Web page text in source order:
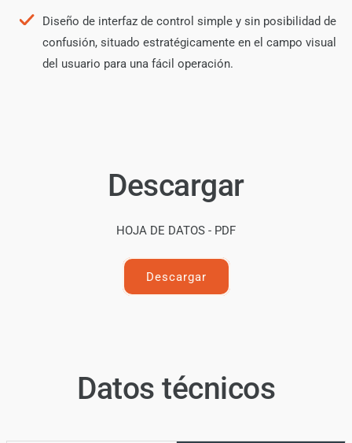
Diseño de interfaz de control simple y sin posibilidad de
confusión, situado estratégicamente en el campo visual
del usuario para una fácil operación.
Descargar
HOJA DE DATOS - PDF
Descargar
Datos técnicos